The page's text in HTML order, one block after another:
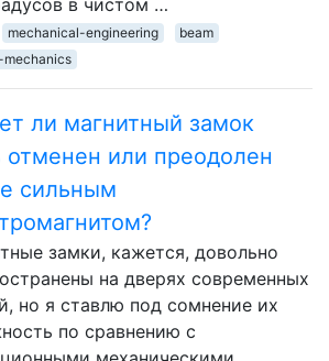
mechanical-engineering
beam
ли магнитный замок
отменен или преодолен
сильным
замки, кажется, довольно
на дверях современных
но я ставлю под сомнение их
по сравнению с